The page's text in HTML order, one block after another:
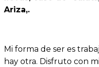
Ariza,.
Mi forma de ser es
hay otra. Disfruto con